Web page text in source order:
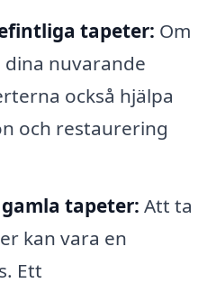
tapeter: Om
nuvarande
också hjälpa
och restaurering
tapeter: Att ta
kan vara en
Ett